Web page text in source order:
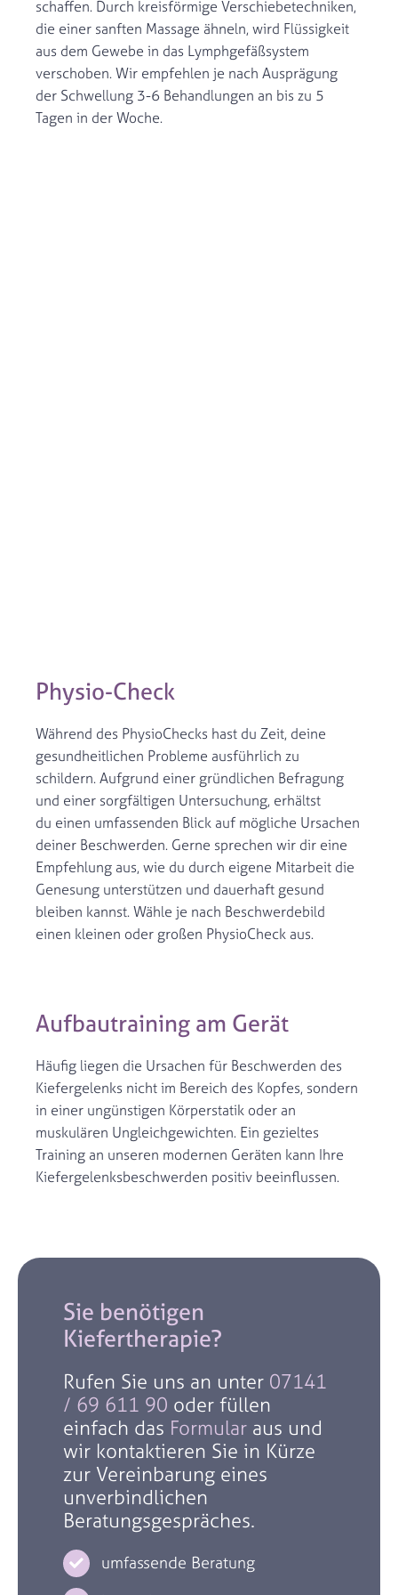
schaffen. Durch kreisförmige Verschiebetechniken,
die einer sanften Massage ähneln, wird Flüssigkeit
aus dem Gewebe in das Lymphgefäßsystem
verschoben. Wir empfehlen je nach Ausprägung
der Schwellung 3-6 Behandlungen an bis zu 5
Tagen in der Woche.
Physio-Check
Während des PhysioChecks hast du Zeit, deine
gesundheitlichen Probleme ausführlich zu
schildern. Aufgrund einer gründlichen Befragung
und einer sorgfältigen Untersuchung, erhältst
du einen umfassenden Blick auf mögliche Ursachen
deiner Beschwerden. Gerne sprechen wir dir eine
Empfehlung aus, wie du durch eigene Mitarbeit die
Genesung unterstützen und dauerhaft gesund
bleiben kannst. Wähle je nach Beschwerdebild
einen kleinen oder großen PhysioCheck aus.
Aufbautraining am Gerät
Häufig liegen die Ursachen für Beschwerden des
Kiefergelenks nicht im Bereich des Kopfes, sondern
in einer ungünstigen Körperstatik oder an
muskulären Ungleichgewichten. Ein gezieltes
Training an unseren modernen Geräten kann Ihre
Kiefergelenksbeschwerden positiv beeinflussen.
Sie benötigen
Kiefertherapie?
Rufen Sie uns an unter 07141
/ 69 611 90 oder füllen
einfach das Formularaus und
wir kontaktieren Sie in Kürze
zur Vereinbarung eines
unverbindlichen
Beratungsgespräches.
umfassende Beratung